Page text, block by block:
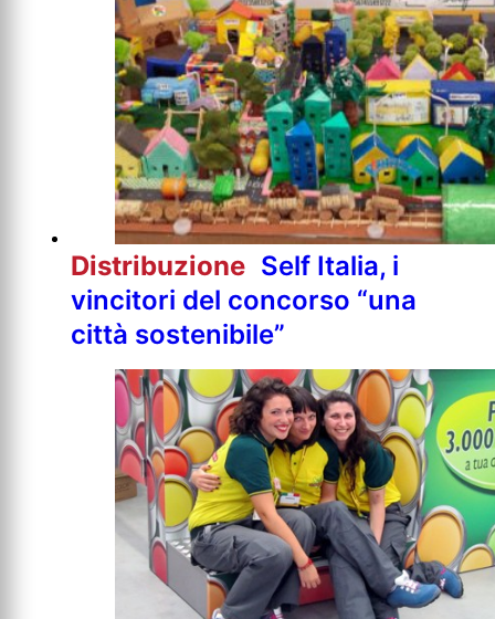
Distribuzione Self Italia, i
vincitori del concorso “una
città sostenibile”